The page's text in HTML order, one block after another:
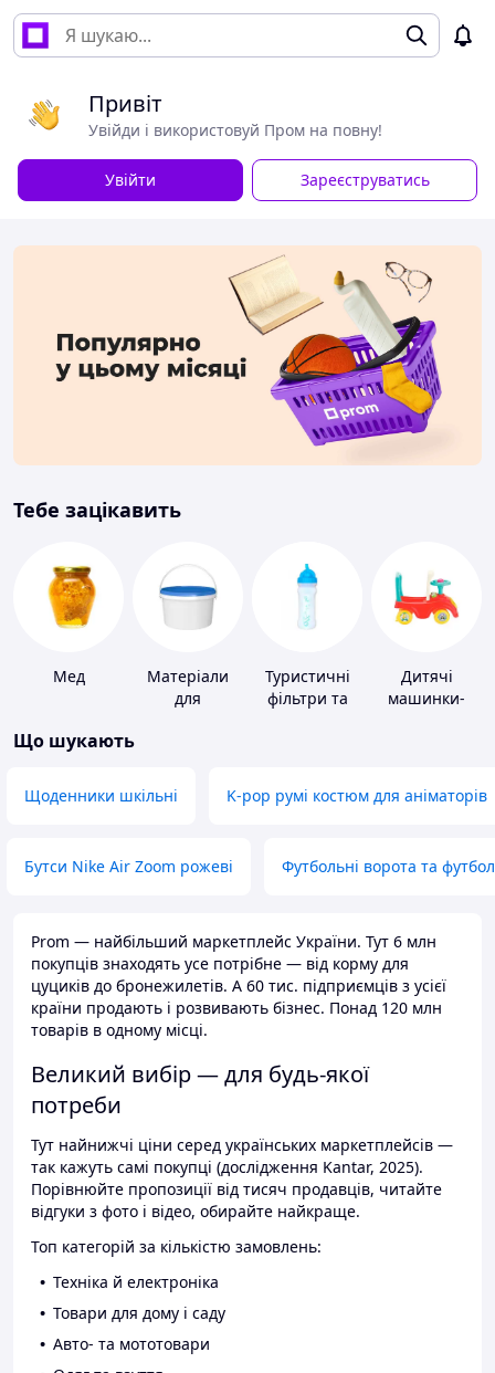
Привіт
Увійди і використовуй Пром на повну!
Увійти Зареєструватись
Тебе зацікавить
Мед
Матеріали
для
Туристичні
фільтри та
Дитячі
машинки-
Що шукають
Щоденники шкільні K-pop румі костюм для аніматорів
Бутси Nike Air Zoom рожеві Футбольні ворота та
Prom — найбільший маркетплейс України. Тут 6 млн
покупців знаходять усе потрібне — від корму для
цуциків до бронежилетів. А 60 тис. підприємців з усієї
країни продають і розвивають бізнес. Понад 120 млн
товарів в одному місці.
Великий вибір — для будь-якої
потреби
Тут найнижчі ціни серед українських маркетплейсів —
так кажуть самі покупці (дослідження Kantar, 2025).
Порівнюйте пропозиції від тисяч продавців, читайте
відгуки з фото і відео, обирайте найкраще.
Топ категорій за кількістю замовлень:
Техніка й електроніка
Товари для дому і саду
Авто- та мототовари